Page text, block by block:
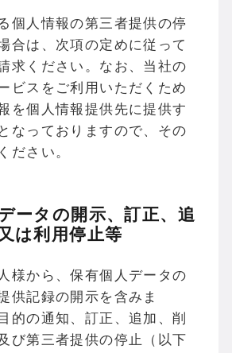
個人情報の第三者提供の停
合は、次項の定めに従って
求ください。なお、当社の
ビスをご利用いただくため
を個人情報提供先に提供す
なっておりますので、その
ださい。
ータの開示、訂正、追
は利用停止等
様から、保有個人データの
供記録の開示を含みま
的の通知、訂正、追加、削
び第三者提供の停止（以下